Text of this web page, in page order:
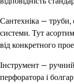
Сантехніка — труби,
системи. Тут
від конкретного
Інструмент —
перфоратора і